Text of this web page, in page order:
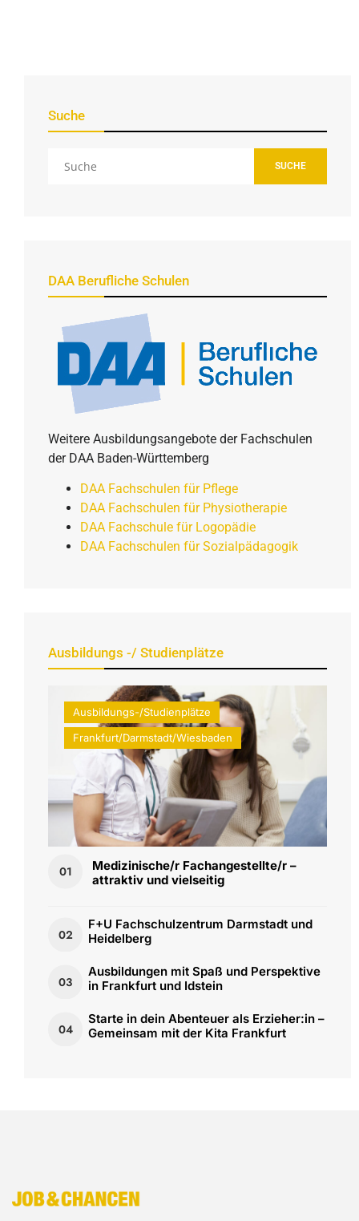
Suche
SUCHE
DAA Berufliche Schulen
Weitere Ausbildungsangebote der Fachschulen
der DAA Baden-Württemberg
DAA Fachschulen für Pflege
DAA Fachschulen für Physiotherapie
DAA Fachschule für Logopädie
DAA Fachschulen für Sozialpädagogik
Ausbildungs -/ Studienplätze
Ausbildungs-/Studienplätze
Frankfurt/Darmstadt/Wiesbaden
01
Medizinische/r Fachangestellte/r –
attraktiv und vielseitig
02
F+U Fachschulzentrum Darmstadt und
Heidelberg
03
Ausbildungen mit Spaß und Perspektive
in Frankfurt und Idstein
04
Starte in dein Abenteuer als Erzieher:in –
Gemeinsam mit der Kita Frankfurt